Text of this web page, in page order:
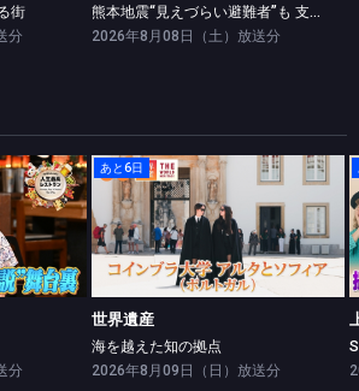
街
分
熊本地震“見えづらい避難者”も 支援は？
2026年8月08日（土）放送分
ン
分
あと6日
世界遺産
海を越えた知の拠点
世界遺産
海を越えた知の拠点
2026年8月09日（日）放送分